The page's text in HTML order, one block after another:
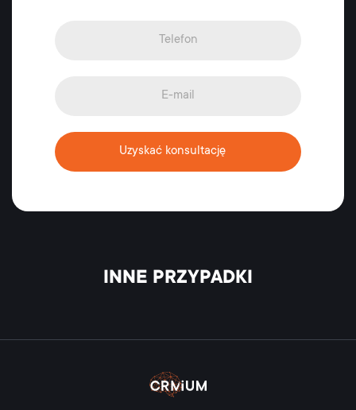
Uzyskać konsultację
INNE PRZYPADKI